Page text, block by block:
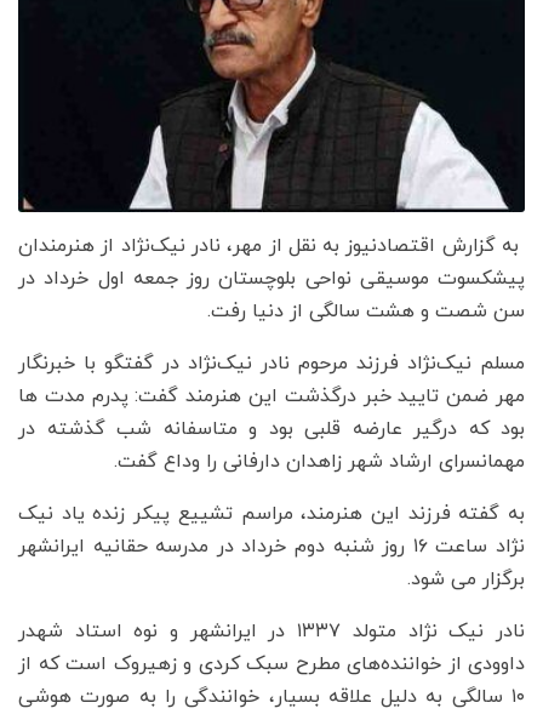
به گزارش اقتصادنیوز به نقل از مهر، نادر نیک‌نژاد از هنرمندان
پیشکسوت موسیقی نواحی بلوچستان روز جمعه اول خرداد در
سن شصت و هشت سالگی از دنیا رفت.
مسلم نیک‌نژاد فرزند مرحوم نادر نیک‌نژاد در گفتگو با خبرنگار
مهر ضمن تایید خبر درگذشت این هنرمند گفت: پدرم مدت ها
بود که درگیر عارضه قلبی بود و متاسفانه شب گذشته در
مهمانسرای ارشاد شهر زاهدان دارفانی را وداع گفت.
به گفته فرزند این هنرمند، مراسم تشییع پیکر زنده یاد نیک
نژاد ساعت ۱۶ روز شنبه دوم خرداد در مدرسه حقانیه ایرانشهر
برگزار می شود.
نادر نیک نژاد متولد ۱۳۳۷ در ایرانشهر و نوه استاد شهدر
داوودی از خواننده‌های مطرح سبک کردی و زهیروک است که از
۱۰ سالگی به دلیل علاقه بسیار، خوانندگی را به صورت هوشی